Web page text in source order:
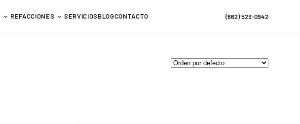
REFACCIONES SERVICIOSBLOGCONTACTO (662) 523-0942